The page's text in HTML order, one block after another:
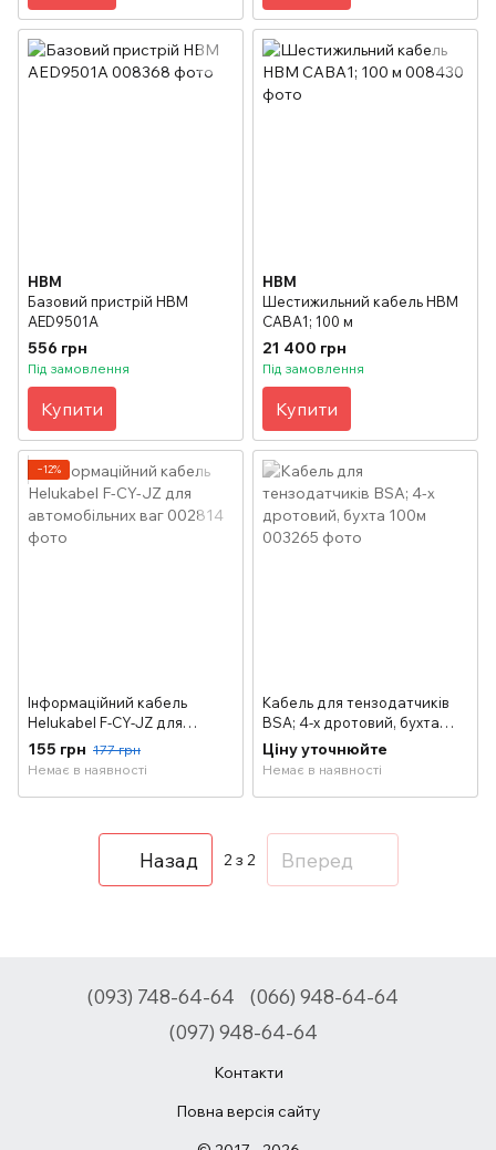
HBM
Базовий пристрій HBM
AED9501A
556 грн
Під замовлення
Купити
HBM
Шестижильний кабель HBM
CABA1; 100 м
21 400 грн
Під замовлення
Купити
−12%
Інформаційний кабель
Helukabel F-CY-JZ для
автомобільних ваг
155 грн 177 грн
Немає в наявності
Кабель для тензодатчиків
BSA; 4-х дротовий, бухта
100м
Ціну уточнюйте
Немає в наявності
Назад 2 з 2 Вперед
(093) 748-64-64
(066) 948-64-64
(097) 948-64-64
Контакти
Повна версія сайту